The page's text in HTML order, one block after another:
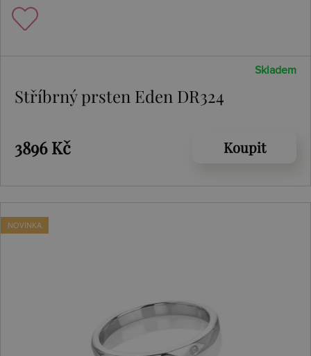
Skladem
Stříbrný prsten Eden DR324
3896 Kč Koupit
NOVINKA